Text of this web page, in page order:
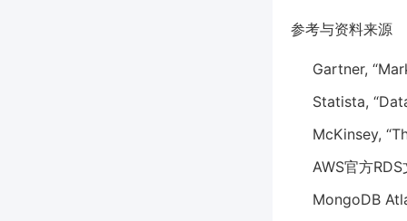
参考与资料来源
Gartner,
Statista,
McKinsey,
AWS官方
MongoDB